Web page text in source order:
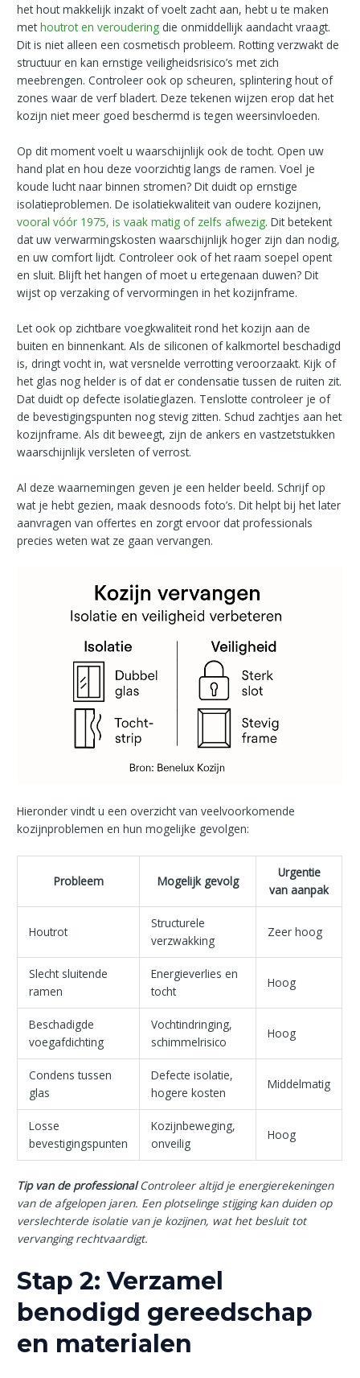
het hout makkelijk inzakt of voelt zacht aan, hebt u te maken
methoutrot en veroudering die onmiddellijk aandacht vraagt.
Dit is niet alleen een cosmetisch probleem. Rotting verzwakt de
structuur en kan ernstige veiligheidsrisico’s met zich
meebrengen. Controleer ook op scheuren, splintering hout of
zones waar de verf bladert. Deze tekenen wijzen erop dat het
kozijn niet meer goed beschermd is tegen weersinvloeden.
Op dit moment voelt u waarschijnlijk ook de tocht. Open uw
hand plat en hou deze voorzichtig langs de ramen. Voel je
koude lucht naar binnen stromen? Dit duidt op ernstige
isolatieproblemen. De isolatiekwaliteit van oudere kozijnen,
vooral vóór 1975, is vaak matig of zelfs afwezig. Dit betekent
dat uw verwarmingskosten waarschijnlijk hoger zijn dan nodig,
en uw comfort lijdt. Controleer ook of het raam soepel opent
en sluit. Blijft het hangen of moet u ertegenaan duwen? Dit
wijst op verzaking of vervormingen in het kozijnframe.
Let ook op zichtbare voegkwaliteit rond het kozijn aan de
buiten en binnenkant. Als de siliconen of kalkmortel beschadigd
is, dringt vocht in, wat versnelde verrotting veroorzaakt. Kijk of
het glas nog helder is of dat er condensatie tussen de ruiten zit.
Dat duidt op defecte isolatieglazen. Tenslotte controleer je of
de bevestigingspunten nog stevig zitten. Schud zachtjes aan het
kozijnframe. Als dit beweegt, zijn de ankers en vastzetstukken
waarschijnlijk versleten of verrost.
Al deze waarnemingen geven je een helder beeld. Schrijf op
wat je hebt gezien, maak desnoods foto’s. Dit helpt bij het later
aanvragen van offertes en zorgt ervoor dat professionals
precies weten wat ze gaan vervangen.
Hieronder vindt u een overzicht van veelvoorkomende
kozijnproblemen en hun mogelijke gevolgen:
Probleem Mogelijk gevolg
Urgentie
van aanpak
Houtrot
Structurele
verzwakking
Zeer hoog
Slecht sluitende
ramen
Energieverlies en
tocht
Hoog
Beschadigde
voegafdichting
Vochtindringing,
schimmelrisico
Hoog
Condens tussen
glas
Defecte isolatie,
hogere kosten
Middelmatig
Losse
bevestigingspunten
Kozijnbeweging,
onveilig
Hoog
Tip van de professional Controleer altijd je energierekeningen
van de afgelopen jaren. Een plotselinge stijging kan duiden op
verslechterde isolatie van je kozijnen, wat het besluit tot
vervanging rechtvaardigt.
Stap 2: Verzamel
benodigd gereedschap
en materialen